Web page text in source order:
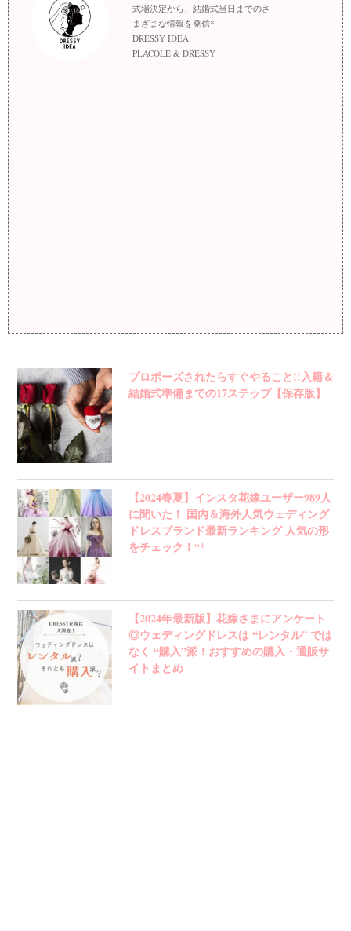
式場決定から、結婚式当日までのさ
まざまな情報を発信*
DRESSY IDEA
PLACOLE & DRESSY
プロポーズされたらすぐやること!!入籍＆
結婚式準備までの17ステップ【保存版】
【2024春夏】インスタ花嫁ユーザー989人
に聞いた！ 国内＆海外人気ウェディング
ドレスブランド最新ランキング 人気の形
をチェック！**
【2024年最新版】花嫁さまにアンケート
◎ウェディングドレスは “レンタル” では
なく “購入”派！おすすめの購入・通販サ
イトまとめ